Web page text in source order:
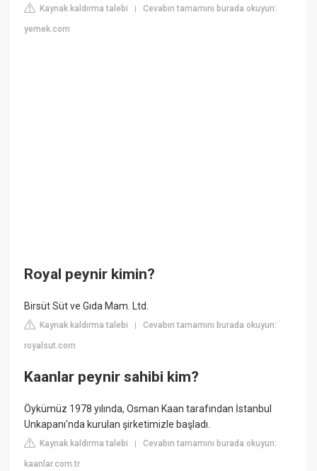
Kaynak kaldırma talebi |Cevabın tamamını burada okuyun:
yemek.com
Royal peynir kimin?
Birsüt Süt ve Gıda Mam. Ltd.
Kaynak kaldırma talebi |Cevabın tamamını burada okuyun:
royalsut.com
Kaanlar peynir sahibi kim?
Öykümüz 1978 yılında, Osman Kaan tarafından İstanbul
Unkapanı'nda kurulan şirketimizle başladı.
Kaynak kaldırma talebi |Cevabın tamamını burada okuyun:
kaanlar.com.tr